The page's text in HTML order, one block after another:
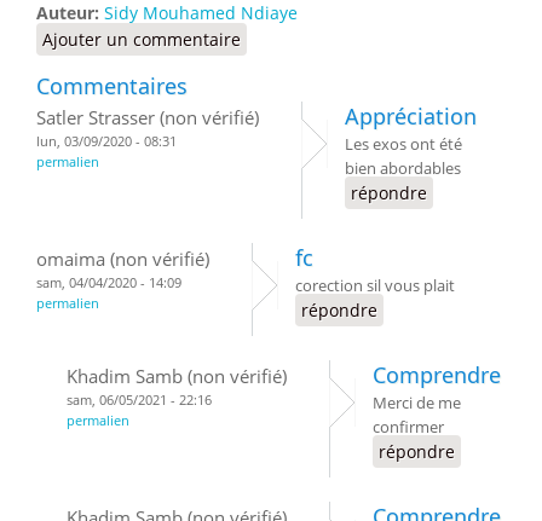
Auteur: Sidy Mouhamed Ndiaye
Ajouter un commentaire
Commentaires
Satler Strasser (non vérifié)
lun, 03/09/2020 - 08:31
permalien
Appréciation
Les exos ont été
bien abordables
répondre
omaima (non vérifié)
sam, 04/04/2020 - 14:09
permalien
fc
corection sil vous plait
répondre
Khadim Samb (non vérifié)
sam, 06/05/2021 - 22:16
permalien
Comprendre
Merci de me
confirmer
répondre